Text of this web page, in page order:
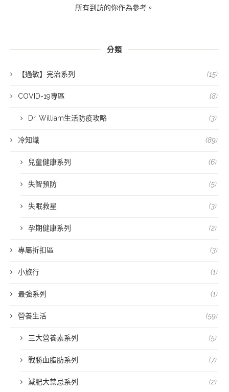
所有到訪的你作為參考。
分類
【過敏】完治系列 (15)
COVID-19專區 (8)
Dr. William生活防疫攻略 (3)
冷知識 (89)
兒童健康系列 (6)
失智預防 (5)
失眠救星 (3)
孕期健康系列 (2)
專屬折扣區 (3)
小旅行 (1)
最強系列 (1)
營養生活 (59)
三大營養素系列 (5)
戰勝血脂肪系列 (7)
減肥大禁忌系列 (2)